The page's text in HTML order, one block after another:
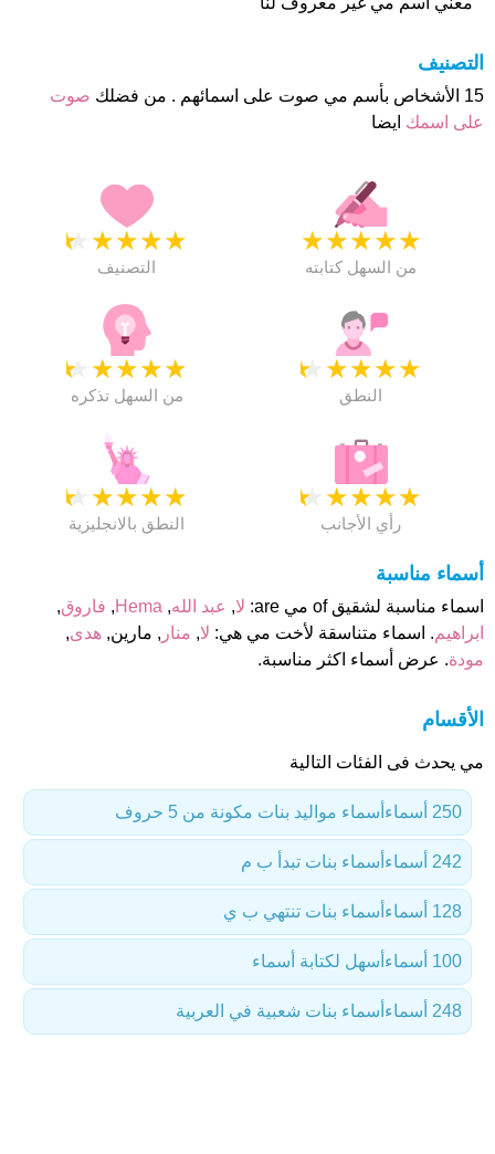
التصنيف
15 الأشخاص بأسم مي صوت على اسمائهم . من فضلك
صوت
على اسمك ايضا
★
★
★
★
★
التصنيف
★
★
★
★
★
من السهل كتابته
★
★
★
★
★
من السهل تذكره
★
★
★
★
★
النطق
★
★
★
★
★
النطق بالانجليزية
★
★
★
★
★
رأي الأجانب
أسماء مناسبة
اسماء مناسبة لشقيق of مي are: لا, عبد الله,
Hema
, فاروق,
ابراهيم. اسماء متناسقة لأخت مي هي: لا, منار , مارين, هدى,
مودة. عرض أسماء اكثر مناسبة.
الأقسام
مي يحدث فى الفئات التالية
أسماء مواليد بنات مكونة من 5 حروف 250 أسماء
أسماء بنات تبدأ ب م 242 أسماء
أسماء بنات تنتهي ب ي 128 أسماء
أسهل لكتابة أسماء 100 أسماء
أسماء بنات شعبية في العربية 248 أسماء